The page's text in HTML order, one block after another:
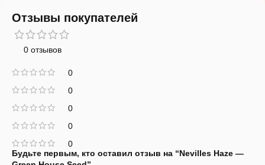
Отзывы покупателей
0 отзывов
0
0
0
0
0
Будьте первым, кто оставил отзыв на “Nevilles Haze —